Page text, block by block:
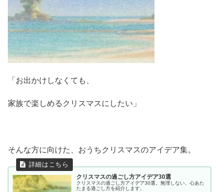
「お出かけしなくても、
家族で楽しめるクリスマスにしたい」
そんな方に向けた、おうちクリスマスのアイデア集。
クリスマスの過ごし方アイデア30選
クリスマスの過ごし方アイデア30選。無理しない、心あた
たまる過ごし方を紹介します。